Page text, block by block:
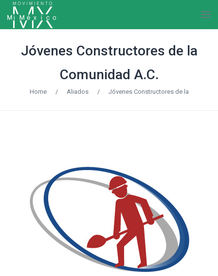
Jóvenes Constructores de la
Comunidad A.C.
Home / Aliados / Jóvenes Constructores de la